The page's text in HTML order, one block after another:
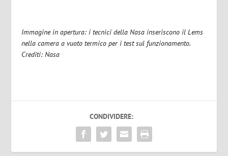
Immagine in apertura: i tecnici della Nasa inseriscono il Lems
nella camera a vuoto termico per i test sul funzionamento.
Crediti: Nasa
CONDIVIDERE: